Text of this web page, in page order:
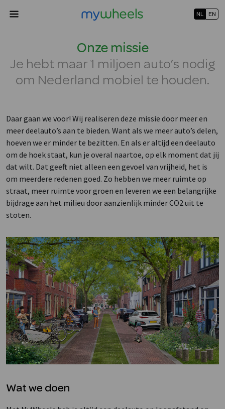
NL EN
Onze missie
Je hebt maar 1 miljoen auto’s nodig
om Nederland mobiel te houden.
Daar gaan we voor! Wij realiseren deze missie door meer en
meer deelauto’s aan te bieden. Want als we meer auto’s delen,
hoeven we er minder te bezitten. En als er altijd een deelauto
om de hoek staat, kun je overal naartoe, op elk moment dat jij
dat wilt. Dat geeft niet alleen een gevoel van vrijheid, het is
om meerdere redenen goed. Zo hebben we meer ruimte op
straat, meer ruimte voor groen en leveren we een belangrijke
bijdrage aan het milieu door aanzienlijk minder CO2 uit te
stoten.
Wat we doen